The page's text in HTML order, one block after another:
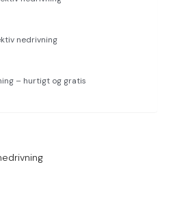
nedrivning
– hurtigt og gratis